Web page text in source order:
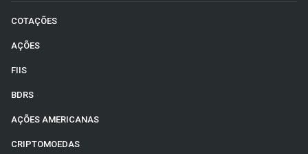
COTAÇÕES
AÇÕES
FIIS
BDRS
AÇÕES AMERICANAS
CRIPTOMOEDAS